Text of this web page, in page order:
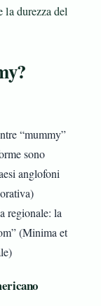
durezza del
“mummy”
sono
anglofoni
regionale: la
(Minima et